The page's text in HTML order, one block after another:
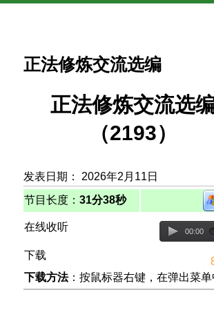
正法修炼交流选编
正法修炼交流选
（2193）
发表日期： 2026年2月11日
节目长度： 31分38秒
在线收听 00:00
下载
下载方法：按鼠标器右键，在弹出菜